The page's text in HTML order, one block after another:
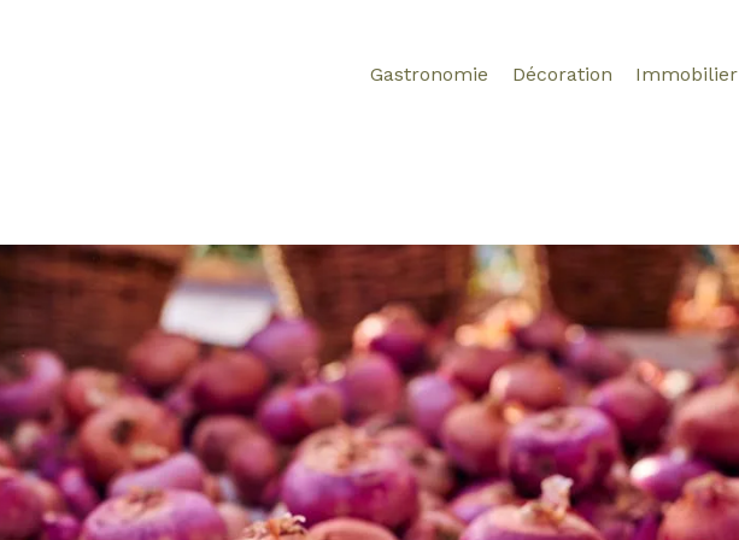
Gastronomie Décoration Immobilier